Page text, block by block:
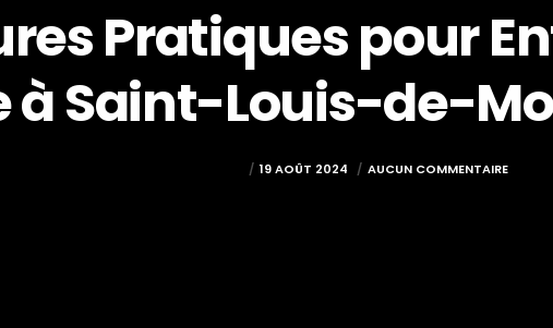
Pratiques pour
à Saint-Louis-de-
19 AOÛT 2024 AUCUN COMMENTAIRE